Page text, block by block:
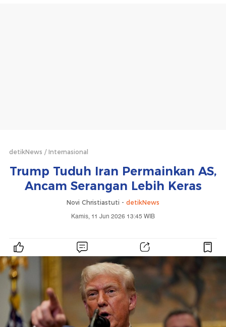
detikNews Internasional
Trump Tuduh Iran Permainkan AS,
Ancam Serangan Lebih Keras
Novi Christiastuti - detikNews
Kamis, 11 Jun 2026 13:45 WIB